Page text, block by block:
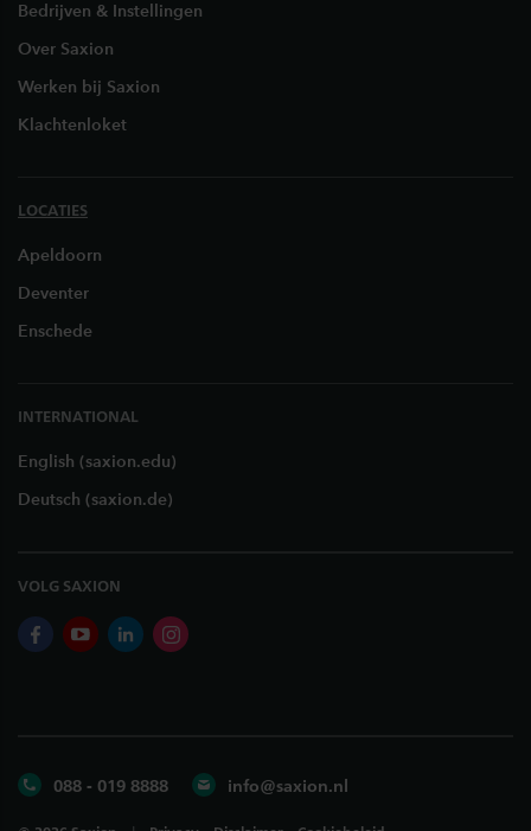
Bedrijven & Instellingen
Over Saxion
Werken bij Saxion
Klachtenloket
LOCATIES
Apeldoorn
Deventer
Enschede
INTERNATIONAL
English (saxion.edu)
Deutsch (saxion.de)
VOLG SAXION
facebookyoutubelinkedininstagram
088 - 019 8888 info@saxion.nl